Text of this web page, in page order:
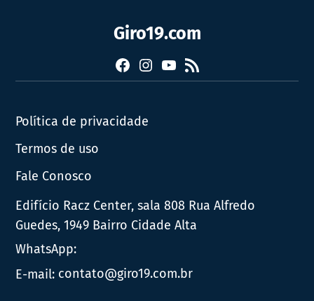
Giro19.com
FacebookInstagram
YouTube
RSS
Política de privacidade
Termos de uso
Fale Conosco
Edifício Racz Center, sala 808 Rua Alfredo
Guedes, 1949 Bairro Cidade Alta
WhatsApp:
E-mail: contato@giro19.com.br